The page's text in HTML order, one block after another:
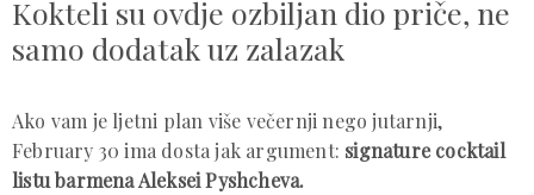
Kokteli su ovdje ozbiljan dio priče, ne
samo dodatak uz zalazak
Ako vam je ljetni plan više večernji nego jutarnji,
February 30 ima dosta jak argument: signature cocktail
listu barmena Aleksei Pyshcheva.